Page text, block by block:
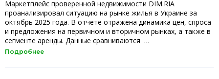
Маркетплейс проверенной недвижимости DIM.RIA
проанализировал ситуацию на рынке жилья в Украине за
октябрь 2025 года. В отчете отражена динамика цен, спроса
и предложения на первичном и вторичном рынках, а также в
сегменте аренды. Данные сравниваются …
Подробнее